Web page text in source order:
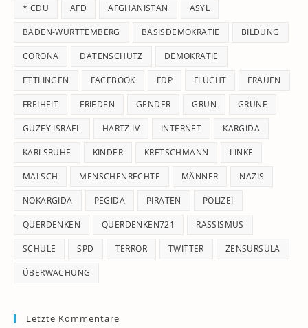
* CDU AFD AFGHANISTAN ASYL
BADEN-WÜRTTEMBERG BASISDEMOKRATIE BILDUNG
CORONA DATENSCHUTZ DEMOKRATIE
ETTLINGEN FACEBOOK FDP FLUCHT FRAUEN
FREIHEIT FRIEDEN GENDER GRÜN GRÜNE
GÜZEY ISRAEL HARTZ IV INTERNET KARGIDA
KARLSRUHE KINDER KRETSCHMANN LINKE
MALSCH MENSCHENRECHTE MÄNNER NAZIS
NOKARGIDA PEGIDA PIRATEN POLIZEI
QUERDENKEN QUERDENKEN721 RASSISMUS
SCHULE SPD TERROR TWITTER ZENSURSULA
ÜBERWACHUNG
Letzte Kommentare